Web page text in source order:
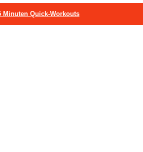
Minuten Quick-Workouts